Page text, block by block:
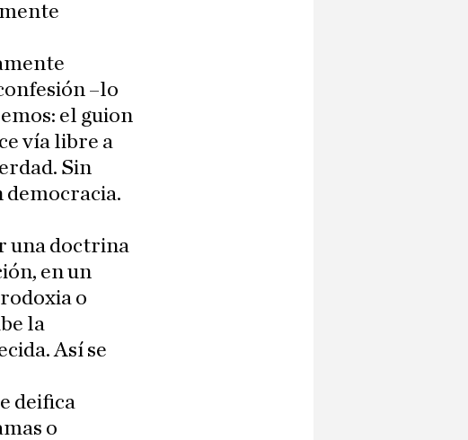
–lo
el guion
vía libre a
Sin
democracia.
una doctrina
en un
o
la
Así se
deifica
o